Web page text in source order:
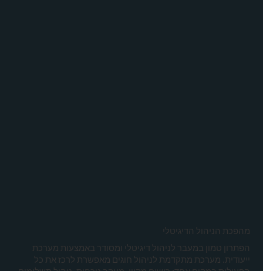
מהפכת הניהול הדיגיטלי
הפתרון טמון במעבר לניהול דיגיטלי ומסודר באמצעות מערכת
ייעודית. מערכת מתקדמת לניהול חוגים מאפשרת לרכז את כל